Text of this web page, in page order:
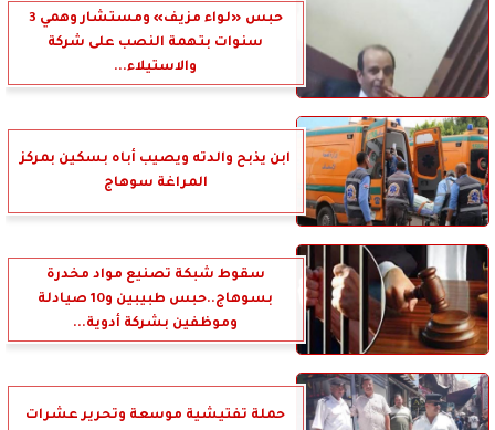
حبس «لواء مزيف» ومستشار وهمي 3
سنوات بتهمة النصب على شركة
والاستيلاء...
ابن يذبح والدته ويصيب أباه بسكين بمركز
المراغة سوهاج
سقوط شبكة تصنيع مواد مخدرة
بسوهاج..حبس طبيبين و10 صيادلة
وموظفين بشركة أدوية...
حملة تفتيشية موسعة وتحرير عشرات